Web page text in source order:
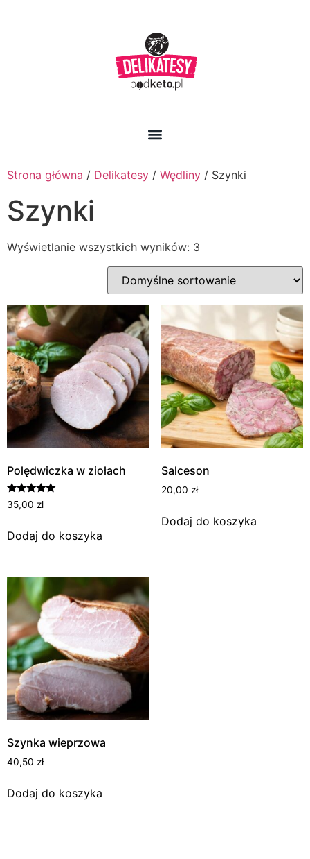
Strona główna / Delikatesy / Wędliny / Szynki
Szynki
Wyświetlanie wszystkich wyników: 3
Polędwiczka w ziołach
Oceniono
5.00
35,00 zł
Dodaj do koszyka
Salceson
20,00 zł
Dodaj do koszyka
Szynka wieprzowa
40,50 zł
Dodaj do koszyka